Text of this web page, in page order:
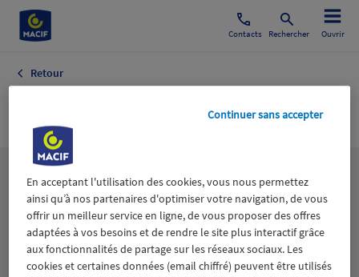
Contacts Rechercher Ouvrir
Retour
Lesthématiques
Aidants Catastrophes naturelles Climat
En acceptant l'utilisation des cookies, vous nous permettez
ainsi qu’à nos partenaires d'optimiser votre navigation, de vous
offrir un meilleur service en ligne, de vous proposer des offres
adaptées à vos besoins et de rendre le site plus interactif grâce
aux fonctionnalités de partage sur les réseaux sociaux. Les
cookies et certaines données (email chiffré) peuvent être utilisés
Continuer sans accepter